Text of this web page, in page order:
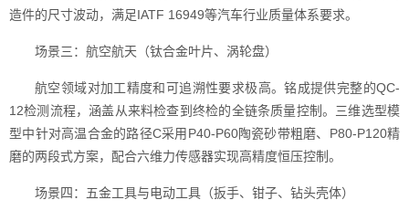
造件的尺寸波动，满足IATF 16949等汽车行业质量体系要求。
场景三：航空航天（钛合金叶片、涡轮盘）
航空领域对加工精度和可追溯性要求极高。铭成提供完整的QC-
12检测流程，涵盖从来料检查到终检的全链条质量控制。三维选型模
型中针对高温合金的路径C采用P40-P60陶瓷砂带粗磨、P80-P120精
磨的两段式方案，配合六维力传感器实现高精度恒压控制。
场景四：五金工具与电动工具（扳手、钳子、钻头壳体）